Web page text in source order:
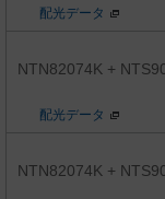
配光データ
NTN82074K +
配光データ
NTN82074K +